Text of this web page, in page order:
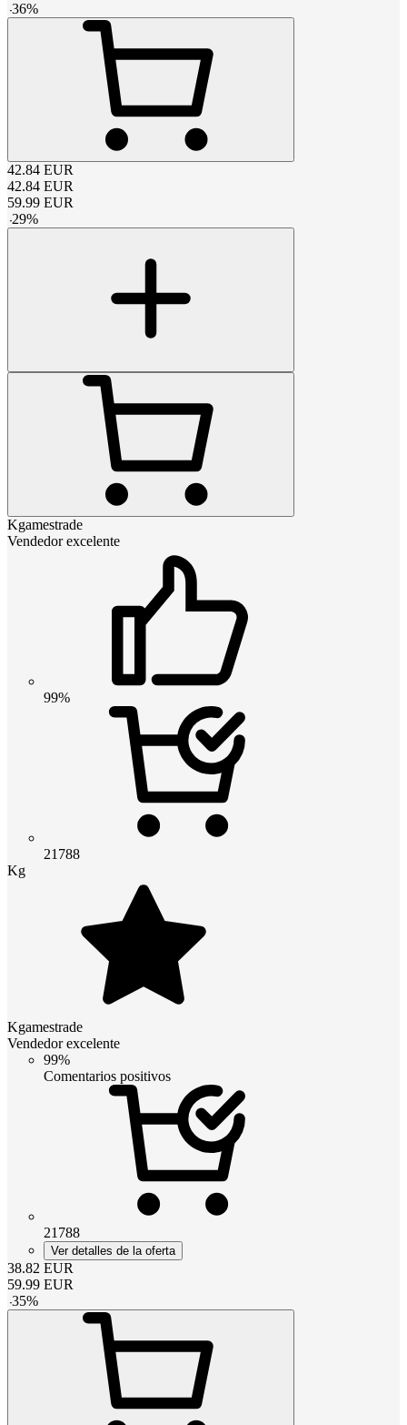
-36%
42.84 EUR
42.84 EUR
59.99 EUR
-29%
Kgamestrade
Vendedor excelente
99%
21788
Kg
Kgamestrade
Vendedor excelente
99%
Comentarios positivos
21788
Ver detalles de la oferta
38.82 EUR
59.99 EUR
-35%